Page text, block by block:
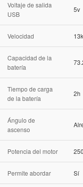
Voltaje de salida
USB
5v
Velocidad
Capacidad de la
batería
Tiempo de carga
de la batería
2h
Ángulo de
ascenso
Potencia del motor
Permite abordar Sí